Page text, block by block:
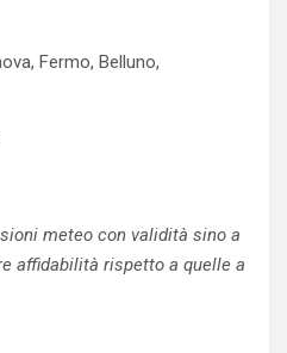
Fermo, Belluno,
meteo con validità sino a
affidabilità rispetto a quelle a